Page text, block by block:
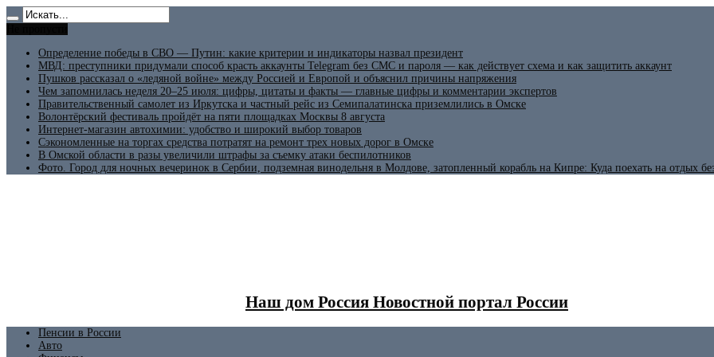
Определение победы в СВО — Путин: какие критерии и индикаторы назвал президент
МВД: преступники придумали способ красть аккаунты Telegram без СМС и пароля — как действует схема и как защитить аккаунт
Пушков рассказал о «ледяной войне» между Россией и Европой и объяснил причины напряжения
Чем запомнилась неделя 20–25 июля: цифры, цитаты и факты — главные цифры и комментарии экспертов
Правительственный самолет из Иркутска и частный рейс из Семипалатинска приземлились в Омске
Волонтёрский фестиваль пройдёт на пяти площадках Москвы 8 августа
Интернет-магазин автохимии: удобство и широкий выбор товаров
Сэкономленные на торгах средства потратят на ремонт трех новых дорог в Омске
В Омской области в разы увеличили штрафы за съемку атаки беспилотников
Фото. Город для ночных вечеринок в Сербии, подземная винодельня в Молдове, затопленный корабль на Кипре: Куда поехать на отдых
Наш дом Россия Новостной портал России
Пенсии в России
Авто